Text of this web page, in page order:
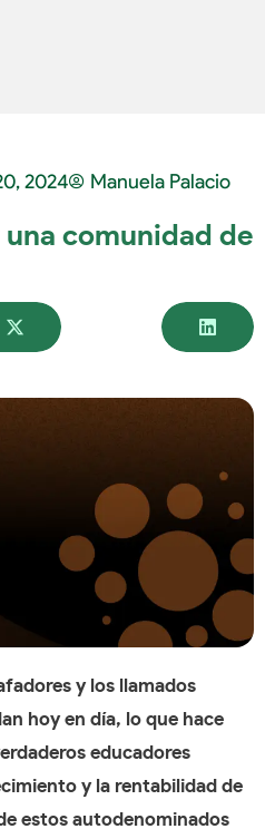
2024 Manuela Palacio
comunidad de
y los llamados
hoy en día, lo que hace
educadores
y la rentabilidad de
estos autodenominados